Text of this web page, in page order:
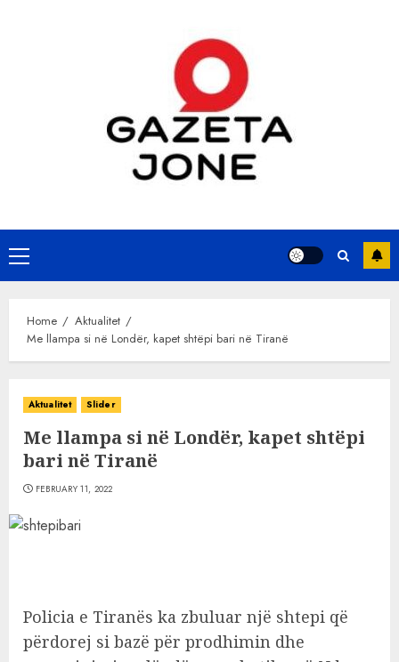
Primary
Menu
Home
Aktualitet
Me llampa si në Londër, kapet shtëpi bari në Tiranë
Aktualitet Slider
Me llampa si në Londër, kapet shtëpi
bari në Tiranë
FEBRUARY 11, 2022
Policia e Tiranës ka zbuluar një shtepi që
përdorej si bazë për prodhimin dhe